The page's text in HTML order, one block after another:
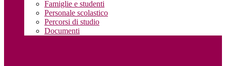
Famiglie e studenti
Personale scolastico
Percorsi di studio
Documenti